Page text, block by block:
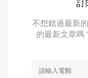
訂
不想錯過最新
的最新文章嗎